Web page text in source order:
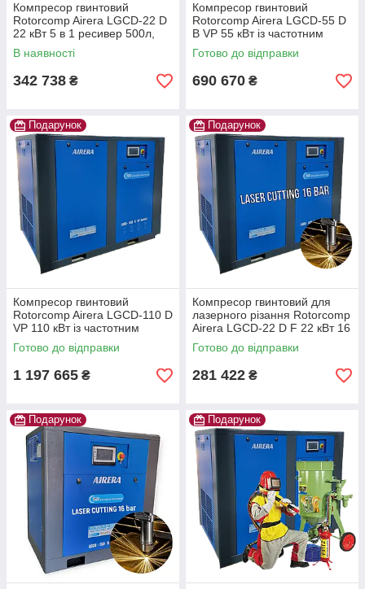
Компресор гвинтовий
Rotorcomp Airera LGCD-22 D
22 кВт 5 в 1 ресивер 500л,
осушка, фільтра
В наявності
342 738 ₴
Компресор гвинтовий
Rotorcomp Airera LGCD-55 D
B VP 55 кВт із частотним
перетворювачем Для тяжких
умов! IP55
Готово до відправки
690 670 ₴
Подарунок
Компресор гвинтовий
Rotorcomp Airera LGCD-110 D
VP 110 кВт із частотним
перетворювачем Для тяжких
умов! IP55
Готово до відправки
1 197 665 ₴
Подарунок
Компресор гвинтовий для
лазерного різання Rotorcomp
Airera LGCD-22 D F 22 кВт 16
барів Для тяжких умов! IP55
Готово до відправки
281 422 ₴
Подарунок Подарунок